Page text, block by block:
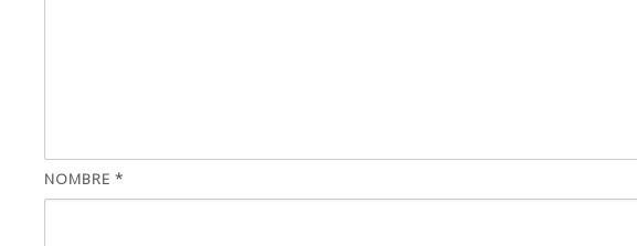
NOMBRE *